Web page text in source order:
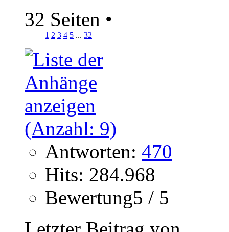
32 Seiten •
1 2 3 4 5 ... 32
Antworten: 470
Hits: 284.968
Bewertung5 / 5